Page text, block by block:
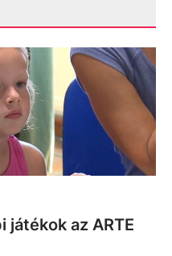
játékok az ARTE